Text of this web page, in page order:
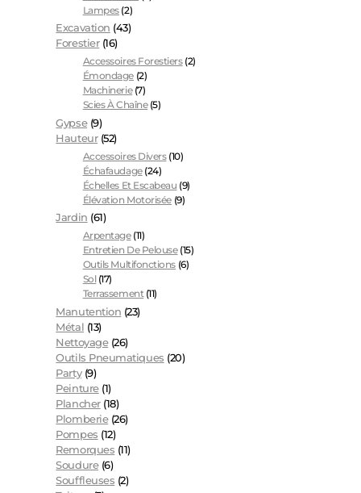
Lampes (2)
Excavation (43)
Forestier (16)
Accessoires Forestiers (2)
Émondage (2)
Machinerie (7)
Scies À Chaîne (5)
Gypse (9)
Hauteur (52)
Accessoires Divers (10)
Échafaudage (24)
Échelles Et Escabeau (9)
Élévation Motorisée (9)
Jardin (61)
Arpentage (11)
Entretien De Pelouse (15)
Outils Multifonctions (6)
Sol (17)
Terrassement (11)
Manutention (23)
Métal (13)
Nettoyage (26)
Outils Pneumatiques (20)
Party (9)
Peinture (1)
Plancher (18)
Plomberie (26)
Pompes (12)
Remorques (11)
Soudure (6)
Souffleuses (2)